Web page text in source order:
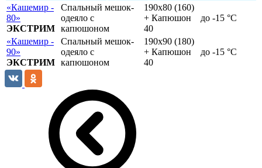
«Кашемир -
80»
ЭКСТРИМ
Спальный мешок-
одеяло с
капюшоном
190х80 (160)
+ Капюшон
40
до -15 °C
«Кашемир -
90»
ЭКСТРИМ
Спальный мешок-
одеяло с
капюшоном
190х90 (180)
+ Капюшон
40
до -15 °C